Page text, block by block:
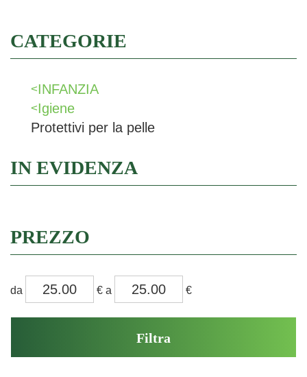
CATEGORIE
<INFANZIA
<Igiene
Protettivi per la pelle
IN EVIDENZA
PREZZO
da
da €
a
a €